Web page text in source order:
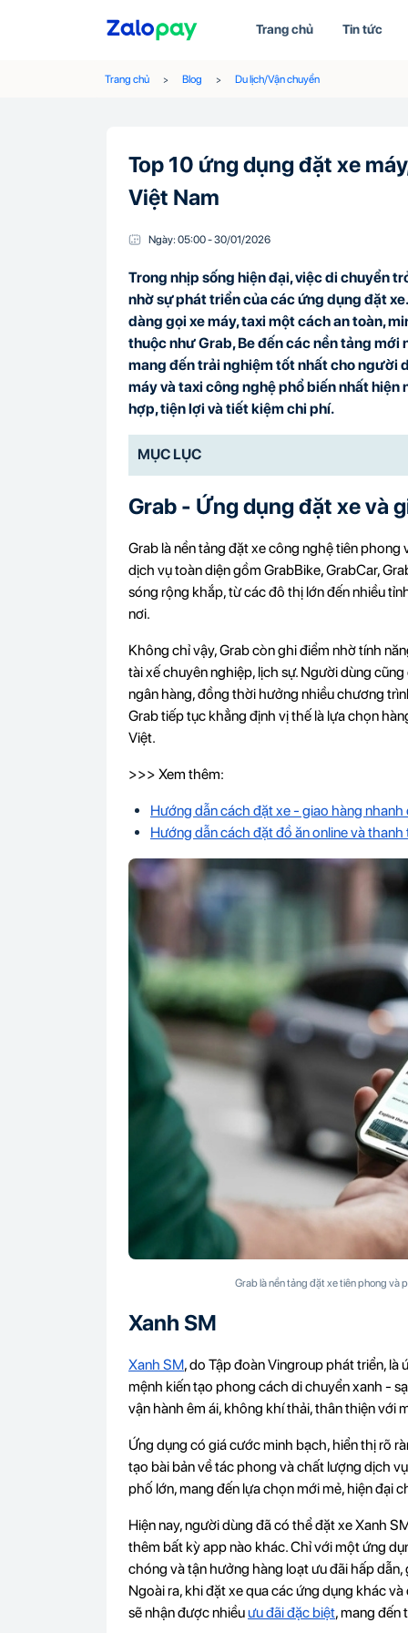
Trang chủ Tin tức
Trang chủ Blog Du lịch/Vận chuyển
Top 10 ứng dụng đặt xe
Việt Nam
Ngày: 05:00-30/01/2026
Trong nhịp sống hiện đại, việc di chuyển
nhờ sự phát triển của các ứng dụng đặt
dàng gọi xe máy, taxi một cách an toàn,
thuộc như Grab, Be đến các nền tảng
mang đến trải nghiệm tốt nhất cho người
máy và taxi công nghệ phổ biến nhất
hợp, tiện lợi và tiết kiệm chi phí.
MỤC LỤC
Grab - Ứng dụng đặt xe và
Grab là nền tảng đặt xe công nghệ tiên
dịch vụ toàn diện gồm GrabBike, GrabCar,
sóng rộng khắp, từ các đô thị lớn đến nhiều
nơi.
Không chỉ vậy, Grab còn ghi điểm nhờ tính
tài xế chuyên nghiệp, lịch sự. Người dùng
ngân hàng, đồng thời hưởng nhiều chương
Grab tiếp tục khẳng định vị thế là lựa chọn
Việt.
>>> Xem thêm:
Hướng dẫn cách đặt xe - giao hàng
Hướng dẫn cách đặt đồ ăn online và
Grab là nền tảng đặt xe tiên phong và
Xanh SM
Xanh SM, do Tập đoàn Vingroup phát triển, là
mệnh kiến tạo phong cách di chuyển xanh -
vận hành êm ái, không khí thải, thân thiện với
Ứng dụng có giá cước minh bạch, hiển thị rõ
tạo bài bản về tác phong và chất lượng dịch
phố lớn, mang đến lựa chọn mới mẻ, hiện đại
Hiện nay, người dùng đã có thể đặt xe Xanh
thêm bất kỳ app nào khác. Chỉ với một ứng
chóng và tận hưởng hàng loạt ưu đãi hấp
Ngoài ra, khi đặt xe qua các ứng dụng khác
sẽ nhận được nhiềuưu đãi đặc biệt, mang đến